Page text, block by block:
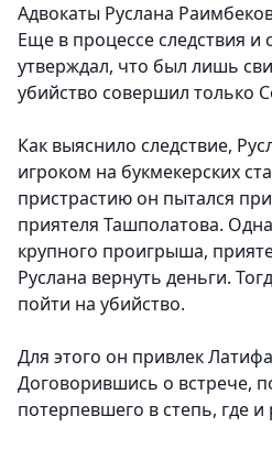
Адвокаты Руслана
Еще в процессе следствия и
утверждал, что был лишь
убийство совершил только
Как выяснило следствие,
игроком на букмекерских
пристрастию он пытался
приятеля Ташполатова.
крупного проигрыша,
Руслана вернуть деньги.
пойти на убийство.
Для этого он привлек
Договорившись о встрече,
потерпевшего в степь, где